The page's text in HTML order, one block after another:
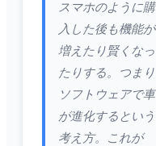
スマホのように購
入した後も機能が
増えたり賢くなっ
たりする。つまり
ソフトウェアで車
が進化するという
考え方。これが